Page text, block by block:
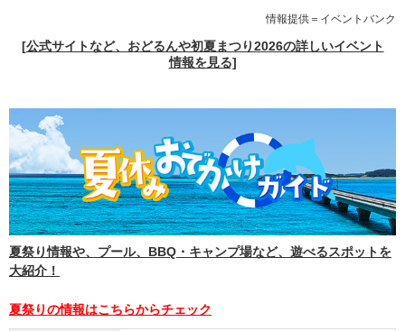
情報提供＝イベントバンク
[公式サイトなど、おどるんや初夏まつり2026の詳しいイベント
情報を見る]
夏祭り情報や、プール、BBQ・キャンプ場など、遊べるスポットを
大紹介！
夏祭りの情報はこちらからチェック